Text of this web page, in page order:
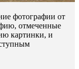
фотографии от
отмеченные
картинки, и